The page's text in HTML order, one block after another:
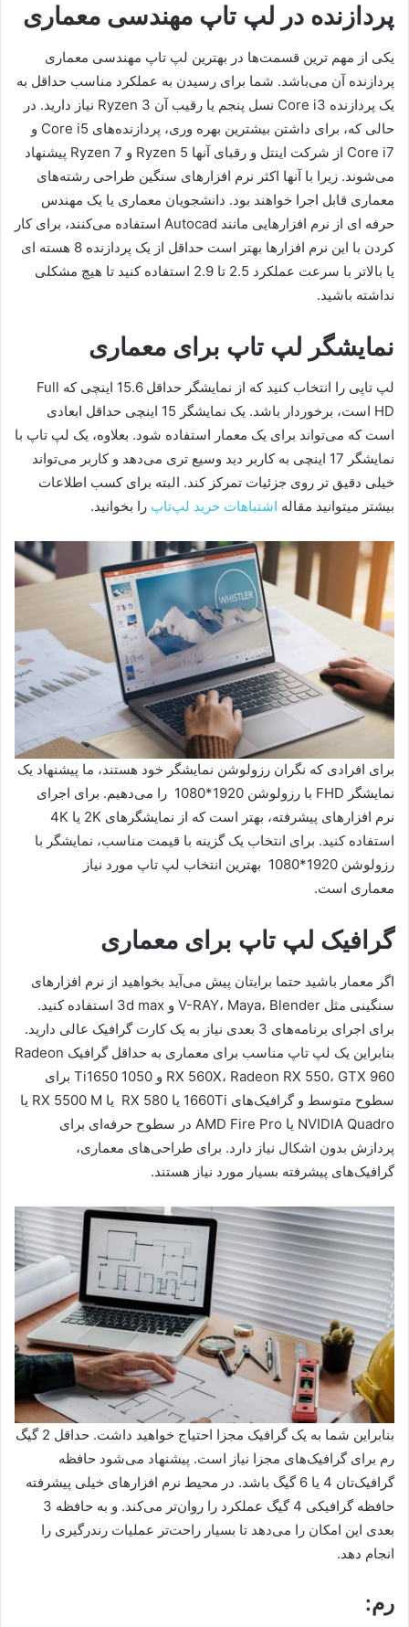
پردازنده در لپ تاپ مهندسی معماری
یکی از مهم ترین قسمت‌ها در بهترین لپ تاپ مهندسی معماری
پردازنده آن می‌باشد. شما برای رسیدن به عملکرد مناسب حداقل به
یک پردازنده Core i3 نسل پنجم یا رقیب آن Ryzen 3 نیاز دارید. در
حالی که، برای داشتن بیشترین بهره وری، پردازنده‌های Core i5 و
Core i7 از شرکت اینتل و رقبای آنها Ryzen 5 و Ryzen 7 پیشنهاد
می‌شوند. زیرا با آنها اکثر نرم افزارهای سنگین طراحی رشته‌های
معماری قابل اجرا خواهند بود. دانشجویان معماری یا یک مهندس
حرفه ای از نرم افزارهایی مانند Autocad استفاده می‌کنند، برای کار
کردن با این نرم افزارها بهتر است حداقل از یک پردازنده 8 هسته ای
یا بالاتر با سرعت عملکرد 2.5 تا 2.9 استفاده کنید تا هیچ مشکلی
نداشته باشید.
نمایشگر لپ تاپ برای معماری
لپ تاپی را انتخاب کنید که از نمایشگر حداقل 15.6 اینچی که Full
HD است، برخوردار باشد. یک نمایشگر 15 اینچی حداقل ابعادی
است که می‌تواند برای یک معمار استفاده شود. بعلاوه، یک لپ تاپ با
نمایشگر 17 اینچی به کاربر دید وسیع تری می‌دهد و کاربر می‌تواند
خیلی دقیق تر روی جزئیات تمرکز کند. البته برای کسب اطلاعات
بیشتر میتوانید مقاله اشتباهات خرید لپ‌‌تاپ را بخوانید.
برای افرادی که نگران رزولوشن نمایشگر خود هستند، ما پیشنهاد یک
نمایشگر FHD با رزولوشن 1920*1080 را می‌دهیم. برای اجرای
نرم افزارهای پیشرفته، بهتر است که از نمایشگرهای 2K یا 4K
استفاده کنید. برای انتخاب یک گزینه با قیمت مناسب، نمایشگر با
رزولوشن 1920*1080 بهترین انتخاب لپ تاپ مورد نیاز
معماری است.
گرافیک لپ تاپ برای معماری
اگر معمار باشید حتما برایتان پیش می‌آید بخواهید از نرم افزارهای
سنگینی مثل V-RAY، Maya، Blender و 3d max استفاده کنید.
برای اجرای برنامه‌های 3 بعدی نیاز به یک کارت گرافیک عالی دارید.
بنابراین یک لپ تاپ مناسب برای معماری به حداقل گرافیک Radeon
RX 560X، Radeon RX 550، GTX 960 و Ti1650 1050 برای
سطوح متوسط و گرافیک‌های 1660Ti یا RX 580 یا RX 5500 M یا
NVIDIA Quadro یا AMD Fire Pro در سطوح حرفه‌ای برای
پردازش بدون اشکال نیاز دارد. برای طراحی‌های معماری،
گرافیک‌های پیشرفته بسیار مورد نیاز هستند.
بنابراین شما به یک گرافیک مجزا احتیاج خواهید داشت. حداقل 2 گیگ
رم برای گرافیک‌های مجزا نیاز است. پیشنهاد می‌شود حافظه
گرافیک‌تان 4 یا 6 گیگ باشد. در محیط نرم افزارهای خیلی پیشرفته
حافظه گرافیکی 4 گیگ عملکرد را روان‌تر می‌کند. و به حافظه 3
بعدی این امکان را می‌دهد تا بسیار راحت‌تر عملیات رندرگیری را
انجام دهد.
رم: